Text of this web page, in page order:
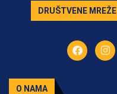
DRUŠTVENE MREŽE
O NAMA